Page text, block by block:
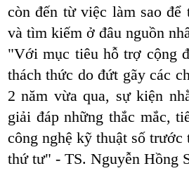
còn đến từ việc làm sao
và tìm kiếm ở đâu nguồn
"Với mục tiêu hỗ trợ cộng
thách thức do đứt gãy các
2 năm vừa qua, sự kiện
giải đáp những thắc mắc,
công nghệ kỹ thuật số trước
thứ tư" - TS. Nguyễn Hồng